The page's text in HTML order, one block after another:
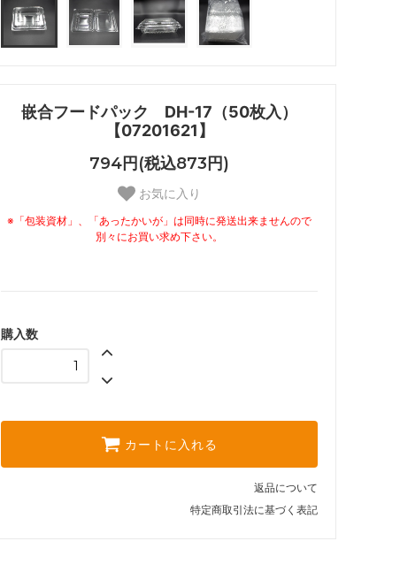
嵌合フードパック DH-17（50枚入）
【07201621】
794円(税込873円)
お気に入り
※「包装資材」、「あったかいが」は同時に発送出来ませんので
別々にお買い求め下さい。
購入数
カートに入れる
返品について
特定商取引法に基づく表記